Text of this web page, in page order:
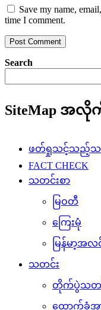
Save my name,
time I comment.
Search
SiteMap အလို
ဖတ်ရှုသင့်သည့်သတ
FACT CHECK
သတင်းစာ
မြဝတီ
ကြေးမုံ
မြန်မာ့အလ
သတင်း
တိုက်ပွဲသတ
ထောက်ခံအာ